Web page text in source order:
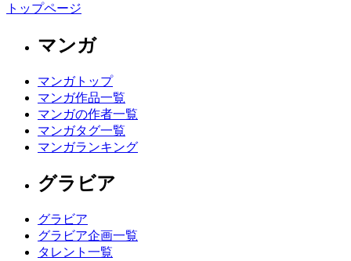
トップページ
マンガ
マンガトップ
マンガ作品一覧
マンガの作者一覧
マンガタグ一覧
マンガランキング
グラビア
グラビア
グラビア企画一覧
タレント一覧